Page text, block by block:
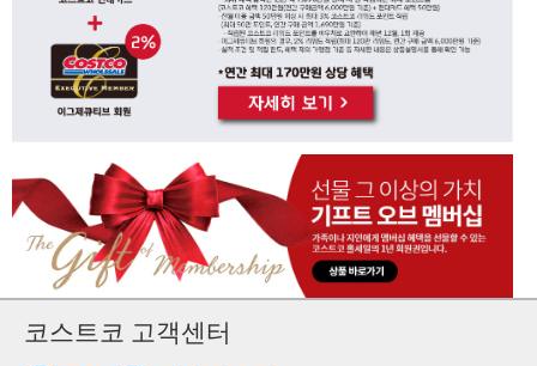
코스트코 고객센터